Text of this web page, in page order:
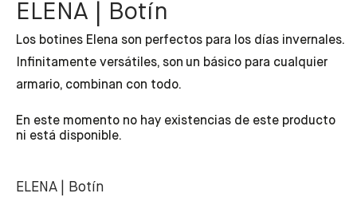
ELENA | Botín
Los botines Elena son perfectos para los días invernales.
Infinitamente versátiles, son un básico para cualquier
armario, combinan con todo.
En este momento no hay existencias de este producto
ni está disponible.
ELENA | Botín